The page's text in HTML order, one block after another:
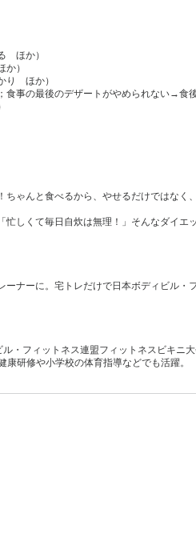
ほか）
）
り ほか）
事の最後のデザートがやめられない→食
ゃんと食べるから、やせるだけではな
しくて毎日自炊は無理！」そんなダイ
ナーに。宅トレだけで日本ボディビル
フィットネス連盟フィットネスビキニ
研修や小学校の体育指導などでも活躍。